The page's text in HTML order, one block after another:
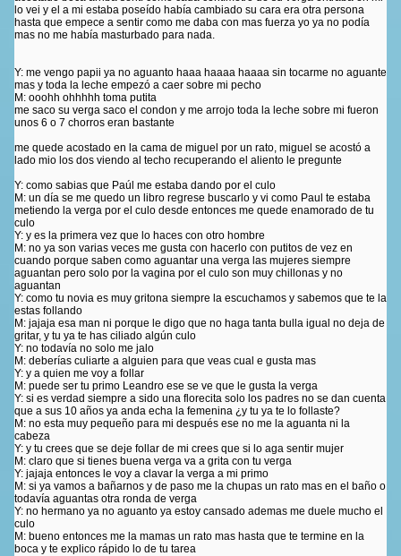
lo vei y el a mi estaba poseído había cambiado su cara era otra persona
hasta que empece a sentir como me daba con mas fuerza yo ya no podía
mas no me había masturbado para nada.
Y: me vengo papii ya no aguanto haaa haaaa haaaa sin tocarme no aguante
mas y toda la leche empezó a caer sobre mi pecho
M: ooohh ohhhhh toma putita
me saco su verga saco el condon y me arrojo toda la leche sobre mi fueron
unos 6 o 7 chorros eran bastante
me quede acostado en la cama de miguel por un rato, miguel se acostó a
lado mio los dos viendo al techo recuperando el aliento le pregunte
Y: como sabias que Paúl me estaba dando por el culo
M: un día se me quedo un libro regrese buscarlo y vi como Paul te estaba
metiendo la verga por el culo desde entonces me quede enamorado de tu
culo
Y: y es la primera vez que lo haces con otro hombre
M: no ya son varias veces me gusta con hacerlo con putitos de vez en
cuando porque saben como aguantar una verga las mujeres siempre
aguantan pero solo por la vagina por el culo son muy chillonas y no
aguantan
Y: como tu novia es muy gritona siempre la escuchamos y sabemos que te la
estas follando
M: jajaja esa man ni porque le digo que no haga tanta bulla igual no deja de
gritar, y tu ya te has ciliado algún culo
Y: no todavía no solo me jalo
M: deberías culiarte a alguien para que veas cual e gusta mas
Y: y a quien me voy a follar
M: puede ser tu primo Leandro ese se ve que le gusta la verga
Y: si es verdad siempre a sido una florecita solo los padres no se dan cuenta
que a sus 10 años ya anda echa la femenina ¿y tu ya te lo follaste?
M: no esta muy pequeño para mi después ese no me la aguanta ni la
cabeza
Y: y tu crees que se deje follar de mi crees que si lo aga sentir mujer
M: claro que si tienes buena verga va a grita con tu verga
Y: jajaja entonces le voy a clavar la verga a mi primo
M: si ya vamos a bañarnos y de paso me la chupas un rato mas en el baño o
todavía aguantas otra ronda de verga
Y: no hermano ya no aguanto ya estoy cansado ademas me duele mucho el
culo
M: bueno entonces me la mamas un rato mas hasta que te termine en la
boca y te explico rápido lo de tu tarea